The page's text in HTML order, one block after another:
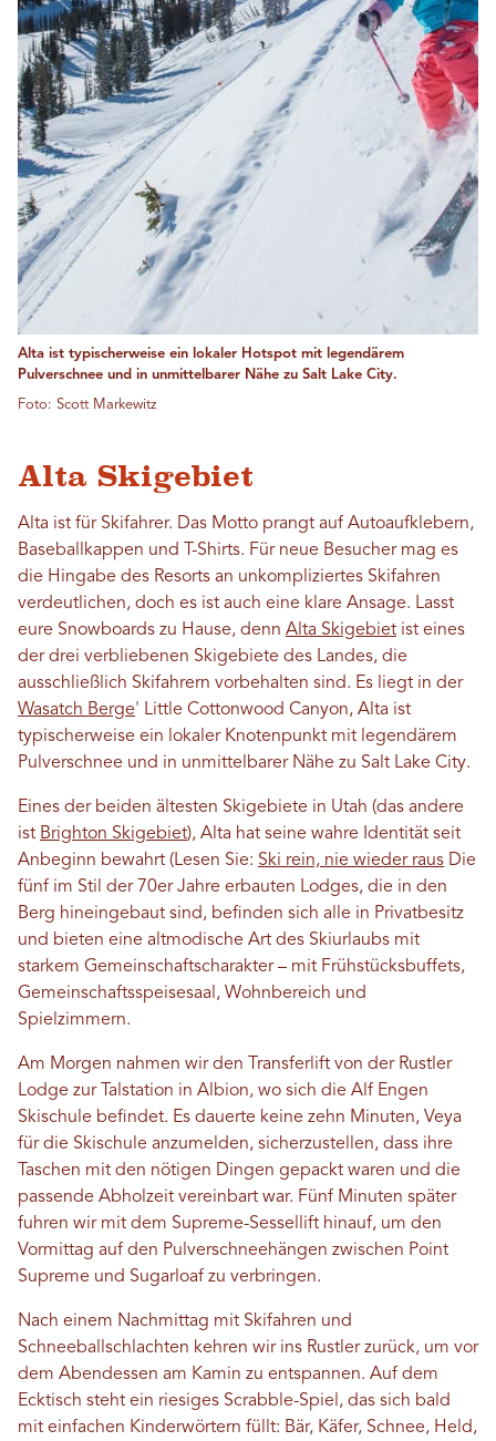
Alta ist typischerweise ein lokaler Hotspot mit legendärem
Pulverschnee und in unmittelbarer Nähe zu Salt Lake City.
Foto: Scott Markewitz
Alta Skigebiet
Alta ist für Skifahrer. Das Motto prangt auf Autoaufklebern,
Baseballkappen und T-Shirts. Für neue Besucher mag es
die Hingabe des Resorts an unkompliziertes Skifahren
verdeutlichen, doch es ist auch eine klare Ansage. Lasst
eure Snowboards zu Hause, denn Alta Skigebiet ist eines
der drei verbliebenen Skigebiete des Landes, die
ausschließlich Skifahrern vorbehalten sind. Es liegt in der
Wasatch Berge' Little Cottonwood Canyon, Alta ist
typischerweise ein lokaler Knotenpunkt mit legendärem
Pulverschnee und in unmittelbarer Nähe zu Salt Lake City.
Eines der beiden ältesten Skigebiete in Utah (das andere
ist Brighton Skigebiet), Alta hat seine wahre Identität seit
Anbeginn bewahrt (Lesen Sie: Ski rein, nie wieder raus Die
fünf im Stil der 70er Jahre erbauten Lodges, die in den
Berg hineingebaut sind, befinden sich alle in Privatbesitz
und bieten eine altmodische Art des Skiurlaubs mit
starkem Gemeinschaftscharakter – mit Frühstücksbuffets,
Gemeinschaftsspeisesaal, Wohnbereich und
Spielzimmern.
Am Morgen nahmen wir den Transferlift von der Rustler
Lodge zur Talstation in Albion, wo sich die Alf Engen
Skischule befindet. Es dauerte keine zehn Minuten, Veya
für die Skischule anzumelden, sicherzustellen, dass ihre
Taschen mit den nötigen Dingen gepackt waren und die
passende Abholzeit vereinbart war. Fünf Minuten später
fuhren wir mit dem Supreme-Sessellift hinauf, um den
Vormittag auf den Pulverschneehängen zwischen Point
Supreme und Sugarloaf zu verbringen.
Nach einem Nachmittag mit Skifahren und
Schneeballschlachten kehren wir ins Rustler zurück, um vor
dem Abendessen am Kamin zu entspannen. Auf dem
Ecktisch steht ein riesiges Scrabble-Spiel, das sich bald
mit einfachen Kinderwörtern füllt: Bär, Käfer, Schnee, Held,